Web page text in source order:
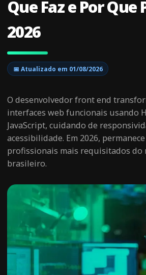
Que Faz e Por Que
2026
📅 Atualizado em 01/08/2026
O desenvolvedor front end
interfaces web funcionais usando
JavaScript, cuidando de
acessibilidade. Em 2026,
profissionais mais requisitados do
brasileiro.